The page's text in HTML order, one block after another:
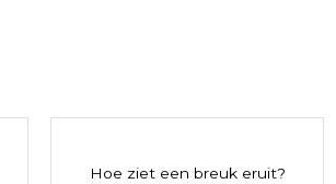
Hoe ziet een breuk eruit?